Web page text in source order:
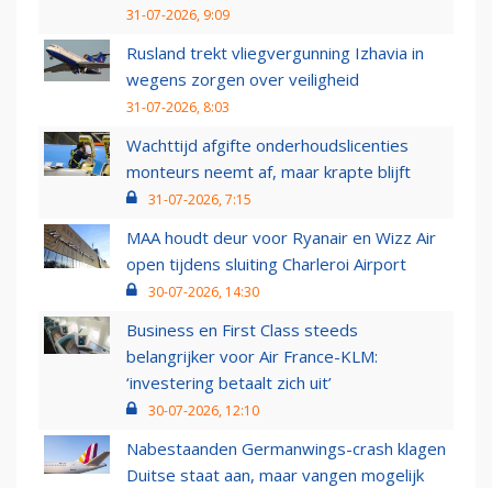
31-07-2026, 9:09
Rusland trekt vliegvergunning Izhavia in
wegens zorgen over veiligheid
31-07-2026, 8:03
Wachttijd afgifte onderhoudslicenties
monteurs neemt af, maar krapte blijft
31-07-2026, 7:15
MAA houdt deur voor Ryanair en Wizz Air
open tijdens sluiting Charleroi Airport
30-07-2026, 14:30
Business en First Class steeds
belangrijker voor Air France-KLM:
‘investering betaalt zich uit’
30-07-2026, 12:10
Nabestaanden Germanwings-crash klagen
Duitse staat aan, maar vangen mogelijk